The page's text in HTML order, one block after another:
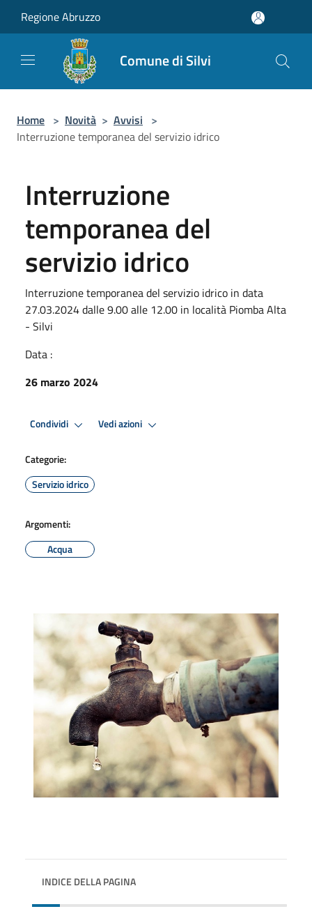
Regione Abruzzo
Comune di Silvi
Home > Novità > Avvisi >
Interruzione temporanea del servizio idrico
Interruzione
temporanea del
servizio idrico
Interruzione temporanea del servizio idrico in data
27.03.2024 dalle 9.00 alle 12.00 in località Piomba Alta
- Silvi
Data :
26 marzo 2024
Condividi Vedi azioni
Categorie:
Servizio idrico
Argomenti:
Acqua
INDICE DELLA PAGINA